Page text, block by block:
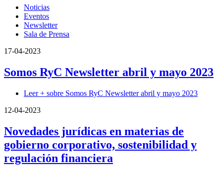
Noticias
Eventos
Newsletter
Sala de Prensa
17-04-2023
Somos RyC Newsletter abril y mayo 2023
Leer + sobre Somos RyC Newsletter abril y mayo 2023
12-04-2023
Novedades jurídicas en materias de
gobierno corporativo, sostenibilidad y
regulación financiera